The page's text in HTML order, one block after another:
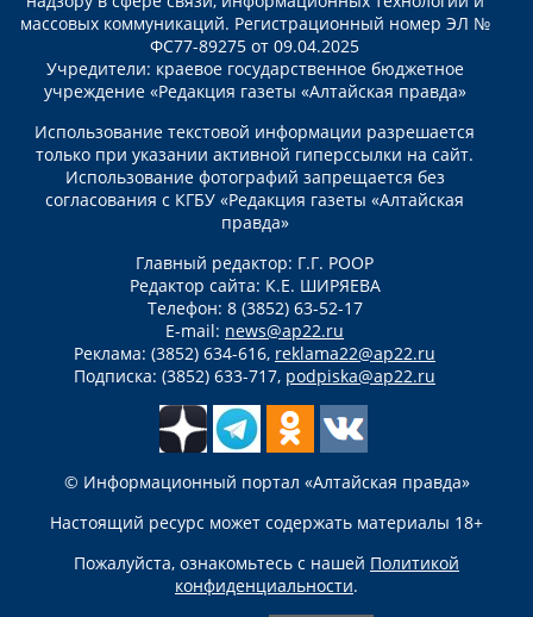
массовых коммуникаций. Регистрационный номер ЭЛ №
ФС77-89275 от 09.04.2025
Учредители: краевое государственное бюджетное
учреждение «Редакция газеты «Алтайская правда»
Использование текстовой информации разрешается
только при указании активной гиперссылки на сайт.
Использование фотографий запрещается без
согласования с КГБУ «Редакция газеты «Алтайская
правда»
Главный редактор: Г.Г. РООР
Редактор сайта: К.Е. ШИРЯЕВА
Телефон: 8 (3852) 63-52-17
E-mail: news@ap22.ru
Реклама: (3852) 634-616, reklama22@ap22.ru
Подписка: (3852) 633-717, podpiska@ap22.ru
© Информационный портал «Алтайская правда»
Настоящий ресурс может содержать материалы 18+
Пожалуйста, ознакомьтесь с нашей Политикой
конфиденциальности.